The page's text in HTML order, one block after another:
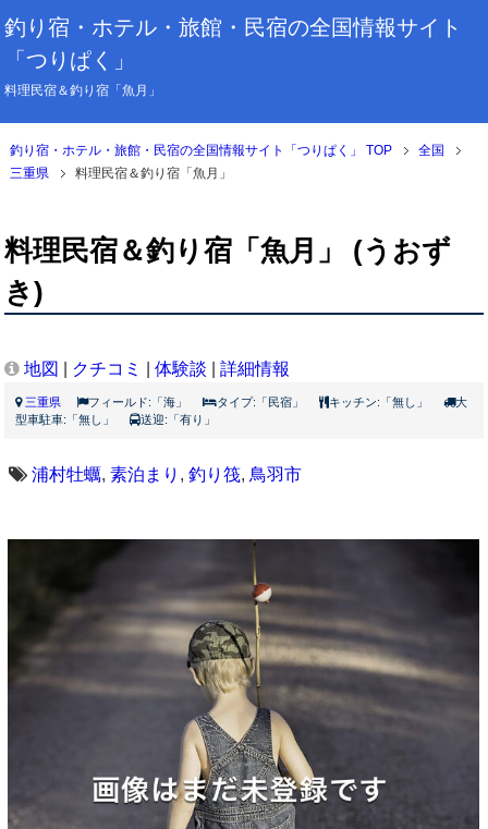
釣り宿・ホテル・旅館・民宿の全国情報サイト
「つりぱく」
料理民宿＆釣り宿「魚月」
釣り宿・ホテル・旅館・民宿の全国情報サイト「つりぱく」 TOP
全国
三重県
料理民宿＆釣り宿「魚月」
料理民宿＆釣り宿「魚月」 (うおず
き)
地図 クチコミ |体験談 |詳細情報
三重県 フィールド:「海」 タイプ:「民宿」 キッチン:「無し」
大
型車駐車:「無し」
送迎:「有り」
浦村牡蠣,素泊まり ,釣り筏, 鳥羽市